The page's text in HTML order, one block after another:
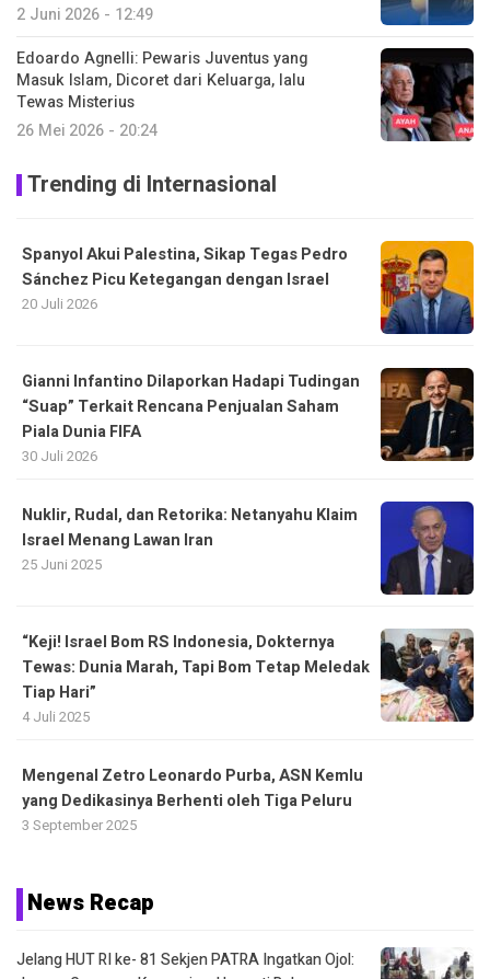
2 Juni 2026 - 12:49
Edoardo Agnelli: Pewaris Juventus yang
Masuk Islam, Dicoret dari Keluarga, lalu
Tewas Misterius
26 Mei 2026 - 20:24
Trending di Internasional
Spanyol Akui Palestina, Sikap Tegas Pedro
Sánchez Picu Ketegangan dengan Israel
20 Juli 2026
Gianni Infantino Dilaporkan Hadapi Tudingan
“Suap” Terkait Rencana Penjualan Saham
Piala Dunia FIFA
30 Juli 2026
Nuklir, Rudal, dan Retorika: Netanyahu Klaim
Israel Menang Lawan Iran
25 Juni 2025
“Keji! Israel Bom RS Indonesia, Dokternya
Tewas: Dunia Marah, Tapi Bom Tetap Meledak
Tiap Hari”
4 Juli 2025
Mengenal Zetro Leonardo Purba, ASN Kemlu
yang Dedikasinya Berhenti oleh Tiga Peluru
3 September 2025
News Recap
Jelang HUT RI ke- 81 Sekjen PATRA Ingatkan Ojol: